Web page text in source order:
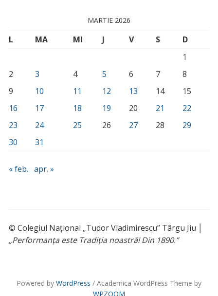
MARTIE 2026
L MA MI J V S
D
1
2
3 4 5 6 7
8
9
10 11 12 13 14
15
16
17 18 19 20 21
22
23
24 25 26 27 28
29
30
31
« feb. apr. »
© Colegiul Național „Tudor Vladimirescu” Târgu Jiu │
„Performanța este Tradiția noastră! Din 1890.”
Powered by WordPress / Academica WordPress Theme by
WPZOOM